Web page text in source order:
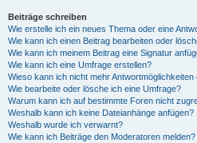
Beiträge schreiben
Wie erstelle ich ein neues Thema oder eine
Wie kann ich einen Beitrag bearbeiten oder
Wie kann ich meinem Beitrag eine Signatur
Wie kann ich eine Umfrage erstellen?
Wieso kann ich nicht mehr Antwortmöglichkeiten
Wie bearbeite oder lösche ich eine Umfrage?
Warum kann ich auf bestimmte Foren nicht
Weshalb kann ich keine Dateianhänge anfügen?
Weshalb wurde ich verwarnt?
Wie kann ich Beiträge den Moderatoren melden?